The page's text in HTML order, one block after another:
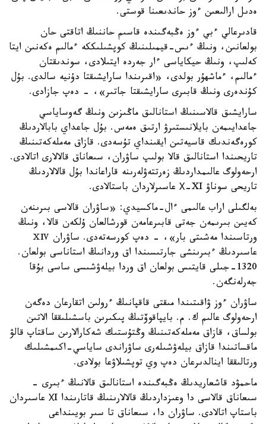
ەدىل ارالىعىن ءوز حاندىعىنا قوستى.
قادىرعالي ءبي ءوز ەڭبەگىندە قاسىم حاننىڭ اتاقتى حان
بولعانىن، ونىڭ ءىس-قيمىلىنىڭ كوپشىلىككە ءمالىم ەكەنىن ايتا
كەلىپ، ونىڭ حيكاياسى ءار جەردە ايتىلادى، سوندىقتان
ءمالىم، ءماشھۇر بولدى، «اقىرىندا سارايشىقتا دۇنيە سالدى. بۇل
كۇندەرى ونىڭ قابىرى سارايشىقتا جاتىر»، - دەپ جازادى.
سارايشىق قالاسىنىڭ استانالىق ماڭىزىن ونىڭ گەوساياسي
جاعدايىمەن بايلانىستىرۋ ارتىق ەمەس. بۇل جاعداي بابالاردىڭ
كورەگەندىك قاسيەتىن ايقىنداي تۇسەدى. قازاق مەملەكەتىنىڭ
تاريحىندا استانالىق قالا بولىپ ساۋران، سىعاناق قالالارى اتالادى.
ارحەولوگ عالىمداردىڭ زەرتتەۋلەرىنە قاراعاندا بۇل قالالاردىڭ
تاريحى سوناۋ Х-XI عاسىرلاردان باستالادى.
بەلگىلى اراب عالىمى ءال-ماكسيدي: «ساۋران قالاسى بىرىنەن
كەيىن بىرىمەن جەتى قابىرعامەن قورشالعان ۇلكەن قالا، ونىڭ
ورتاسىندا مەشىتى بار»، - دەپ كورسەتەدى. ساۋران ⅩⅣ
عاسىردىڭ ءبىرىنشى جارتىسىندا اق وردانىڭ استاناسى بولعان.
1320-جىلى قايتىس بولعان اق وردا بيلەۋشىسى ساسى بۇقا
جەرلەنگەن.
ساۋران ءوز ۋاقىتىندا مىقتى قاقپانىڭ ءرولىن اتقارعان دەگەن
ارحەولوگ عالىم ك. م. بايپاقوۆتىڭ پىكىرىن باسشىلىققا الاتىن
بولساق، قازاق مەملەكەتىنىڭ وڭتۇستىك شەكارالارىن ساقتاپ قالۋ
ماقساتىندا قازاق بيلەۋشىلەرى ساۋراندى ساياسي-اكىمشىلىك
ورتالىققا اينالدىرعان دەپ وي توپشىلاۋعا بولادى.
ماحمۋد قاشعاريدىڭ ەڭبەگىندە استانالىق قالانىڭ ءبىرى -
سىعاناق قالاسى دا وعىزداردىڭ قالالارىنىڭ قاتارىندا ХI عاسىردان
باستاپ اتالادى. ساۋران دا، سىعاناق تا سىر بويىنداعى